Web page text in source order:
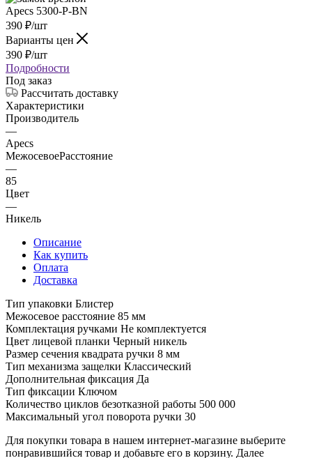
390 ₽/шт
Варианты цен
390 ₽/шт
Подробности
Под заказ
Рассчитать доставку
Характеристики
Производитель
—
Apecs
МежосевоеРасстояние
—
85
Цвет
—
Никель
Описание
Как купить
Оплата
Доставка
Тип упаковки Блистер
Межосевое расстояние 85 мм
Комплектация ручками Не комплектуется
Цвет лицевой планки Черный никель
Размер сечения квадрата ручки 8 мм
Тип механизма защелки Классический
Дополнительная фиксация Да
Тип фиксации Ключом
Количество циклов безотказной работы 500 000
Максимальный угол поворота ручки 30
Для покупки товара в нашем интернет-магазине выберите
понравившийся товар и добавьте его в корзину. Далее